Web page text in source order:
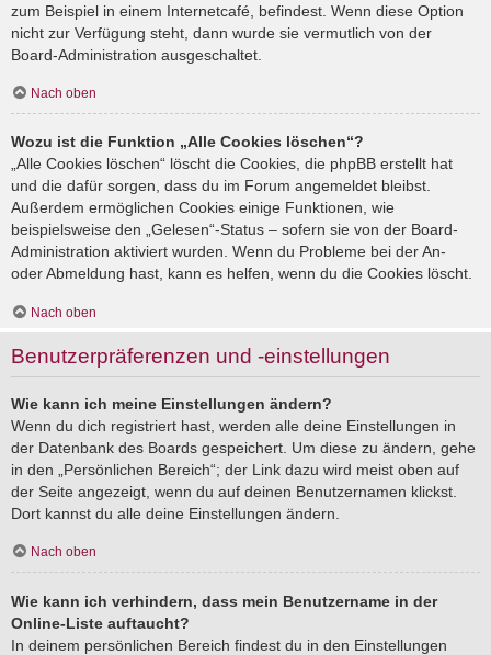
zum Beispiel in einem Internetcafé, befindest. Wenn diese Option
nicht zur Verfügung steht, dann wurde sie vermutlich von der
Board-Administration ausgeschaltet.
Nach oben
Wozu ist die Funktion „Alle Cookies löschen“?
„Alle Cookies löschen“ löscht die Cookies, die phpBB erstellt hat
und die dafür sorgen, dass du im Forum angemeldet bleibst.
Außerdem ermöglichen Cookies einige Funktionen, wie
beispielsweise den „Gelesen“-Status – sofern sie von der Board-
Administration aktiviert wurden. Wenn du Probleme bei der An-
oder Abmeldung hast, kann es helfen, wenn du die Cookies löscht.
Nach oben
Benutzerpräferenzen und -einstellungen
Wie kann ich meine Einstellungen ändern?
Wenn du dich registriert hast, werden alle deine Einstellungen in
der Datenbank des Boards gespeichert. Um diese zu ändern, gehe
in den „Persönlichen Bereich“; der Link dazu wird meist oben auf
der Seite angezeigt, wenn du auf deinen Benutzernamen klickst.
Dort kannst du alle deine Einstellungen ändern.
Nach oben
Wie kann ich verhindern, dass mein Benutzername in der
Online-Liste auftaucht?
In deinem persönlichen Bereich findest du in den Einstellungen